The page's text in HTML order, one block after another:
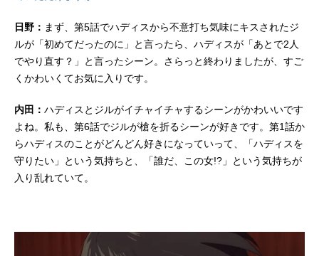
日野： まず、第5話でハディスから不意打ち気味にキスされたジ
ルが「初めてだったのに」と言ったら、ハディスが「あとで2人
でやり直す？」と言ったシーン。さらっと終わりましたが、すご
くかわいくてお気に入りです。
内田： ハディスとジルがイチャイチャするシーンがかわいいです
よね。私も、第6話でジルが槍を折るシーンが好きです。第1話か
らハディスのことがどんどん好きになっていって、「ハディスを
守りたい」という気持ちと、「誰だ、この女!?」という気持ちが
入り乱れていて。